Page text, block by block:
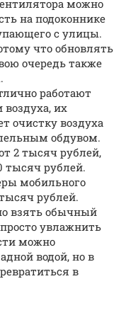
можно
на подоконнике
с улицы.
что обновлять
очередь также
работают
их
очистку воздуха
обдувом.
2 тысяч рублей,
тысяч рублей.
мобильного
рублей.
взять обычный
увлажнить
можно
водой, но в
в